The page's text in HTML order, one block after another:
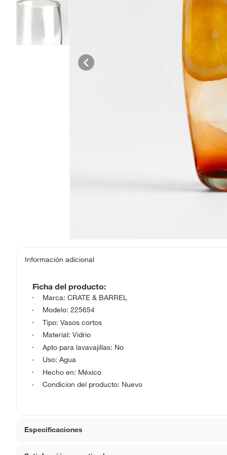
Información adicional
Ficha del producto:
Marca: CRATE & BARREL
Modelo: 225654
Tipo: Vasos cortos
Material: Vidrio
Apto para lavavajillas: No
Uso: Agua
Hecho en: México
Condicion del producto: Nuevo
Especificaciones